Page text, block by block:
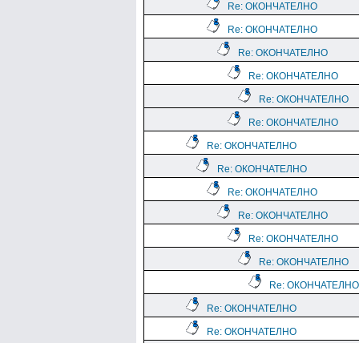
Re: ОКОНЧАТЕЛНО
Re: ОКОНЧАТЕЛНО
Re: ОКОНЧАТЕЛНО
Re: ОКОНЧАТЕЛНО
Re: ОКОНЧАТЕЛНО
Re: ОКОНЧАТЕЛНО
Re: ОКОНЧАТЕЛНО
Re: ОКОНЧАТЕЛНО
Re: ОКОНЧАТЕЛНО
Re: ОКОНЧАТЕЛНО
Re: ОКОНЧАТЕЛНО
Re: ОКОНЧАТЕЛНО
Re: ОКОНЧАТЕЛНО
Re: ОКОНЧАТЕЛНО
Re: ОКОНЧАТЕЛНО